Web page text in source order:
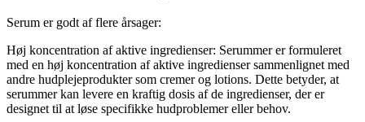
Serum er godt af flere årsager:
Høj koncentration af aktive ingredienser: Serummer er formuleret
med en høj koncentration af aktive ingredienser sammenlignet med
andre hudplejeprodukter som cremer og lotions. Dette betyder, at
serummer kan levere en kraftig dosis af de ingredienser, der er
designet til at løse specifikke hudproblemer eller behov.